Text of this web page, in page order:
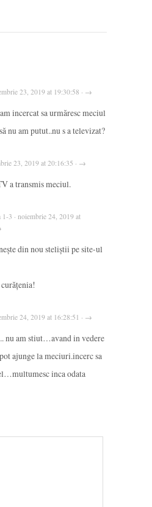
23, 2019 at 19:30:58 · →
incercat sa urmăresc meciul
nu am putut..nu s a televizat?
23, 2019 at 20:16:35 · →
a transmis meciul.
3 · noiembrie 24, 2019 at
din nou steliștii pe site-ul
24, 2019 at 16:28:51 · →
nu am stiut…avand in vedere
ajunge la meciuri.incerc sa
inca odata